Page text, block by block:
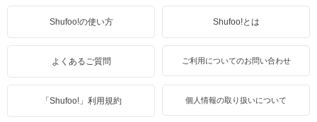
Shufoo!の使い方 Shufoo!とは
よくあるご質問 ご利用についてのお問い合わせ
「Shufoo!」利用規約 個人情報の取り扱いについて